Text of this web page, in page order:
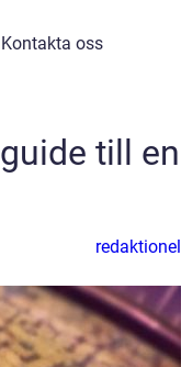
Kontakta oss
till en
redaktionel